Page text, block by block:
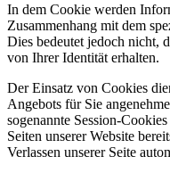
In dem Cookie werden
Zusammenhang mit dem
Dies bedeutet jedoch nicht,
von Ihrer Identität erhalten.
Der Einsatz von Cookies
Angebots für Sie
sogenannte Session-
Seiten unserer Website
Verlassen unserer Seite